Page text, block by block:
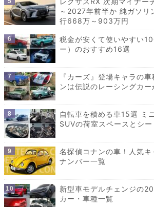
～2027年前半か 純ガソリ
行668万～903万円
税金が安くて使いやすい
ー）のおすすめ16選
『カーズ』登場キャラの
ンは伝説のレーシングカー
自転車を積める車15選 ミ
SUVの荷室スペースとシ
名探偵コナンの車！人気キ
ナンバー一覧
新型車モデルチェンジの
カー・車種一覧